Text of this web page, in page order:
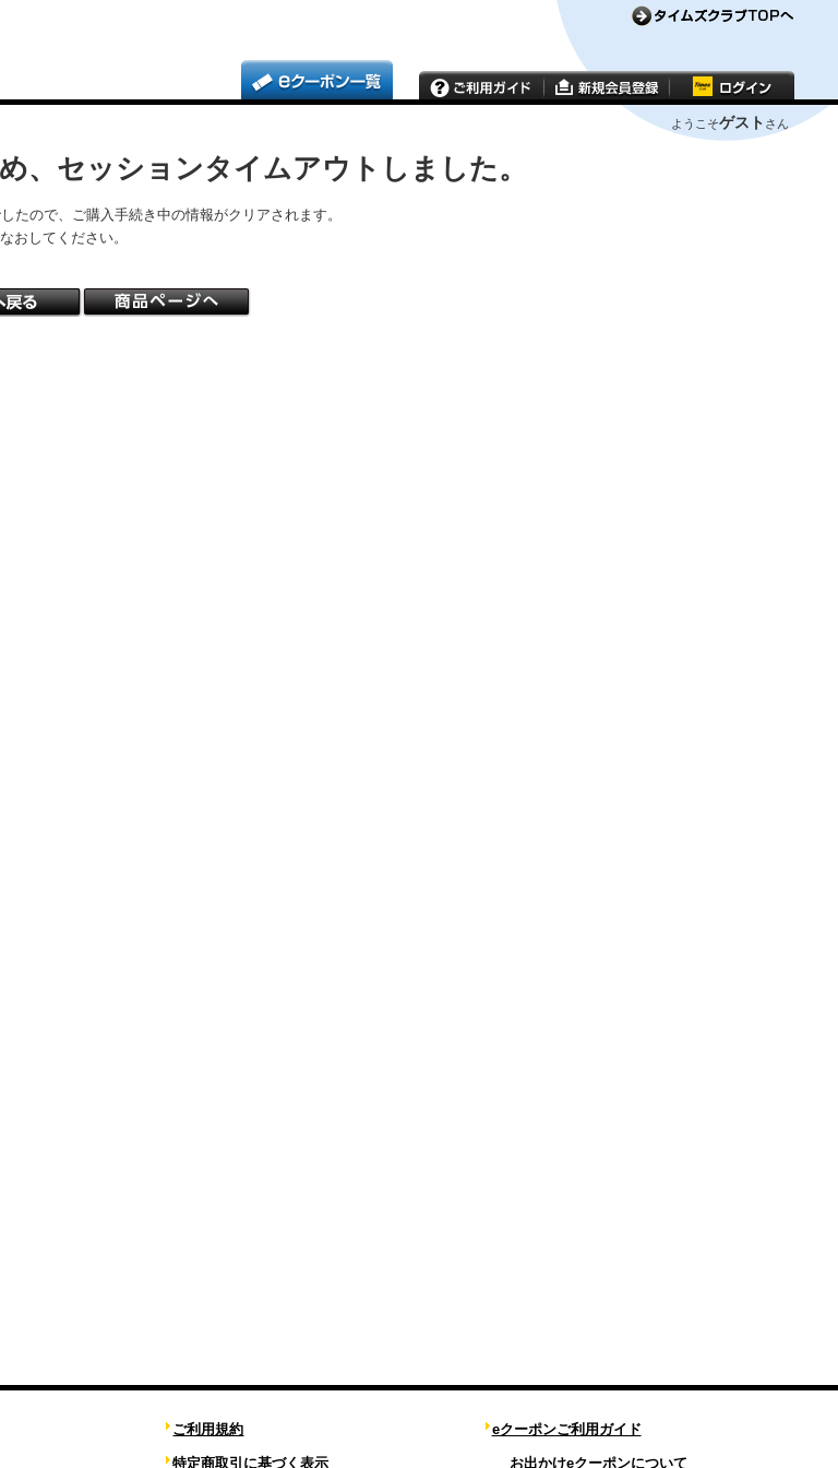
ようこそゲスト さん
、セッションタイムアウトしました。
たので、ご購入手続き中の情報がクリアされます。
おしてください。
ご利用規約
特定商取引に基づく表示
eクーポンご利用ガイド
お出かけeクーポンについて